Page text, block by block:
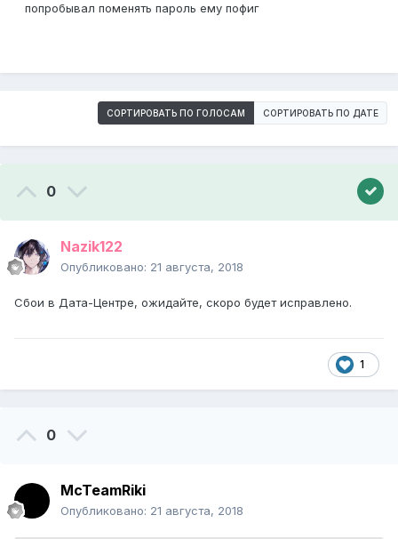
попробывал поменять пароль ему пофиг
СОРТИРОВАТЬ ПО ГОЛОСАМ СОРТИРОВАТЬ ПО ДАТЕ
0
Nazik122
Опубликовано: 21 августа, 2018
Сбои в Дата-Центре, ожидайте, скоро будет исправлено.
1
0
McTeamRiki
Опубликовано: 21 августа, 2018